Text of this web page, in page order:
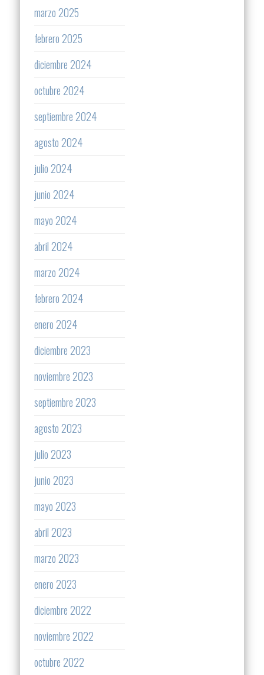
marzo 2025
febrero 2025
diciembre 2024
octubre 2024
septiembre 2024
agosto 2024
julio 2024
junio 2024
mayo 2024
abril 2024
marzo 2024
febrero 2024
enero 2024
diciembre 2023
noviembre 2023
septiembre 2023
agosto 2023
julio 2023
junio 2023
mayo 2023
abril 2023
marzo 2023
enero 2023
diciembre 2022
noviembre 2022
octubre 2022